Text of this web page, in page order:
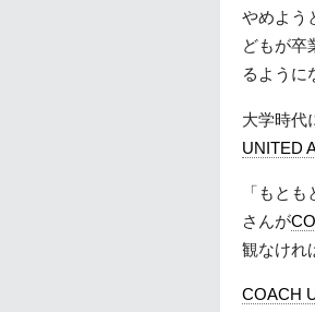
やめよう
どもが卒
るように
大学時代
UNITED
「もと
さんが
観なけれ
COACH